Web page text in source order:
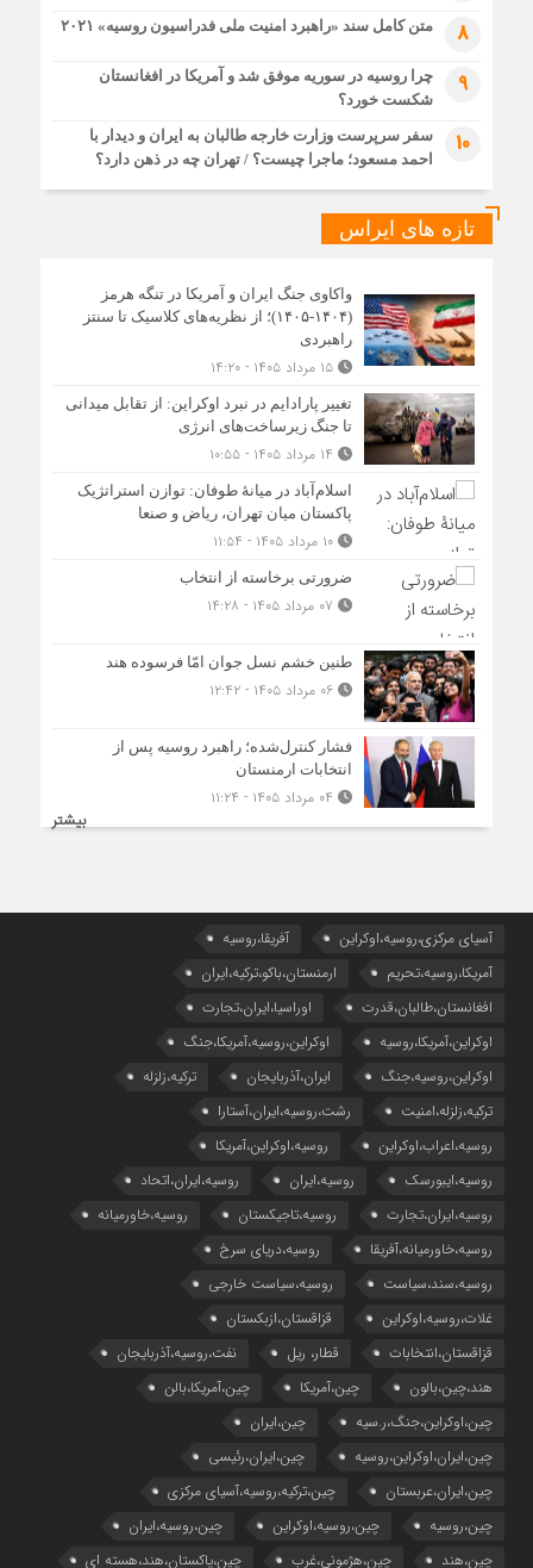
8 متن کامل سند «راهبرد امنیت ملی فدراسیون روسیه» ۲۰۲۱
9
چرا روسیه در سوریه موفق شد و آمریکا در افغانستان
شکست خورد؟
10
سفر سرپرست وزارت خارجه طالبان به ایران و دیدار با
احمد مسعود؛ ماجرا چیست؟ / تهران چه در ذهن دارد؟
تازه های ایراس
واکاوی جنگ ایران و آمریکا در تنگه هرمز
(۱۴۰۴-۱۴۰۵)؛ از نظریه‌های کلاسیک تا سنتز
راهبردی
۱۵ مرداد ۱۴۰۵ - ۱۴:۲۰
تغییر پارادایم در نبرد اوکراین: از تقابل میدانی
تا جنگ زیرساخت‌های انرژی
اسلام‌آباد در میانۀ طوفان: توازن استراتژیک
پاکستان میان تهران، ریاض و صنعا
۱۰ مرداد ۱۴۰۵ - ۱۱:۵۴
ضرورتی برخاسته از انتخاب
طنین خشم نسل جوان امّا فرسوده هند
۰۶ مرداد ۱۴۰۵ - ۱۲:۴۲
فشار کنترل‌شده؛ راهبرد روسیه پس از
انتخابات ارمنستان
بیشتر
آسیای مرکزی،روسیه،اوکراین
آفریقا،روسیه
آمریکا،روسیه،تحریم
ارمنستان،باکو،ترکیه،ایران
افغانستان،طالبان،قدرت
اوراسیا،ایران،تجارت
اوکراین،آمریکا،روسیه
اوکراین،روسیه،آمریکا،جنگ
اوکراین،روسیه،جنگ
ایران،آذربایجان
ترکیه،زلزله
ترکیه،زلزله،امنیت
رشت،روسیه،ایران،آستارا
روسیه،اعراب،اوکراین
روسیه،اوکراین،آمریکا
روسیه،ایبورسک
روسیه،ایران
روسیه،ایران،اتحاد
روسیه،ایران،تجارت
روسیه،تاجیکستان
روسیه،خاورمیانه
روسیه،خاورمیانه،آفریقا
روسیه،دریای سرخ
روسیه،سند،سیاست
روسیه،سیاست خارجی
غلات،روسیه،اوکراین
قزاقستان،ازبکستان
قزاقستان،انتخابات
قطار، ریل
نفت،روسیه،آذربایجان
هند،چین،بالون
چین،آمریکا
چین،آمریکا،بالن
چین،اوکراین،جنگ،ر.سیه
چین،ایران
چین،ایران،اوکراین،روسیه
چین،ایران،رئیسی
چین،ایران،عربستان
چین،ترکیه،روسیه،آسیای مرکزی
چین،روسیه
چین،روسیه،اوکراین
چین،روسیه،ایران
چین،هند
چین،هژمونی،غرب چین،پاکستان،هند،هسته ای